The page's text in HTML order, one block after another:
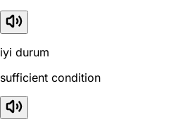
iyi durum
sufficient condition